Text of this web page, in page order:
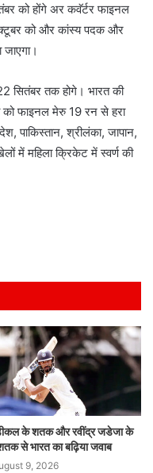
को होंगे अर कवॅर्टर फाइनल
को और कांस्य पदक और
सितंबर तक होगे। भारत की
को फाइनल मेरु 19 रन से हरा
पाकिस्तान, श्रीलंका, जापान,
में महिला क्रिकेट में स्वर्ण की
के शतक और रवींद्र जडेजा के
से भारत का बढ़िया जवाब
9, 2026